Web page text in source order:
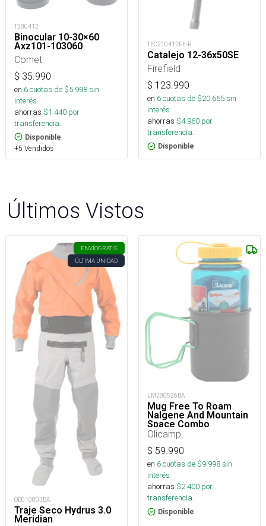
T280412
Binocular 10-30×60
Axz101-103060
Comet
$ 35.990
en 6cuotas de $5.998sin
interés
ahorras $1.440 por
transferencia.
Disponible
+5 Vendidos
TEC210412FE-R
Catalejo 12-36x50SE
Firefield
$ 123.990
en 6cuotas de $20.665sin
interés
ahorras $4.960 por
transferencia.
Disponible
Últimos Vistos
ENVÍOGRATIS
ÚLTIMA UNIDAD
OD010803BA
Traje Seco Hydrus 3.0
Meridian
LM280526BA
Mug Free To Roam
Nalgene And Mountain
Space Combo
Olicamp
$ 59.990
en 6cuotas de $9.998sin
interés
ahorras $2.400 por
transferencia.
Disponible